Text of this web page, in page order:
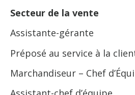
Secteur de la vente
Assistante-gérante
Préposé au service à la
Marchandiseur – Chef